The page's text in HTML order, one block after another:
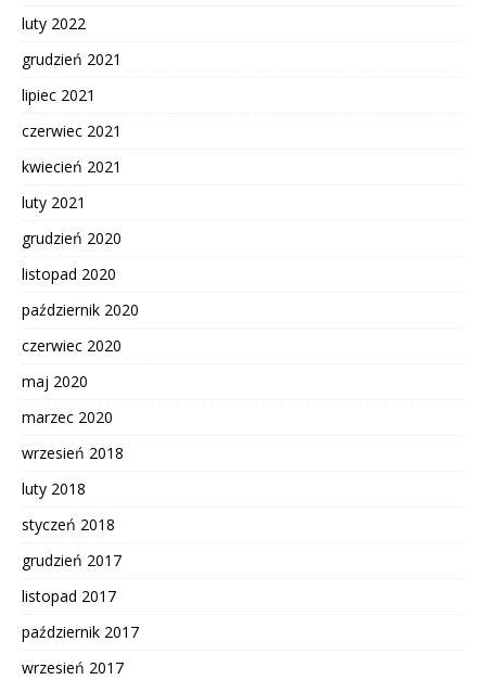
luty 2022
grudzień 2021
lipiec 2021
czerwiec 2021
kwiecień 2021
luty 2021
grudzień 2020
listopad 2020
październik 2020
czerwiec 2020
maj 2020
marzec 2020
wrzesień 2018
luty 2018
styczeń 2018
grudzień 2017
listopad 2017
październik 2017
wrzesień 2017